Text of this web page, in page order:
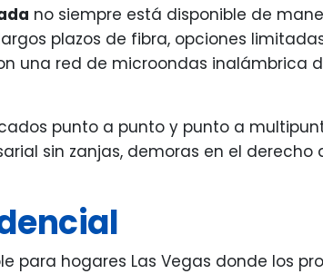
no siempre está disponible de
plazos de fibra, opciones
una red de microondas inalámbrica
punto a punto y punto a
sin zanjas, demoras en el
para hogares Las Vegas donde los